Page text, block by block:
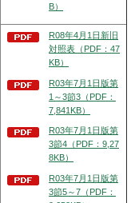
B）
R08年4月1日新旧
対照表（PDF：47
KB）
R03年7月1日版第
1～3節3（PDF：
7,841KB）
R03年7月1日版第
3節4（PDF：9,27
8KB）
R03年7月1日版第
3節5～7（PDF：